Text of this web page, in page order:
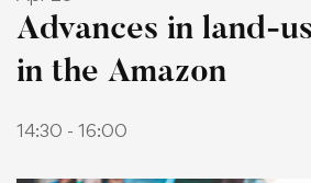
Advances in land-
in the Amazon
14:30 - 16:00